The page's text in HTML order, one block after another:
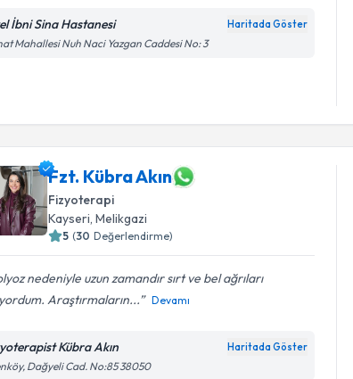
İbni Sina Hastanesi Haritada Göster
Mahallesi Nuh Naci Yazgan Caddesi No: 3
Fzt. Kübra Akın
Fizyoterapi
Kayseri , Melikgazi
5 (30 Değerlendirme)
nedeniyle uzun zamandır sırt ve bel ağrıları
Araştırmaların...
Devamı
Kübra Akın Haritada Göster
Dağyeli Cad. No:85 38050